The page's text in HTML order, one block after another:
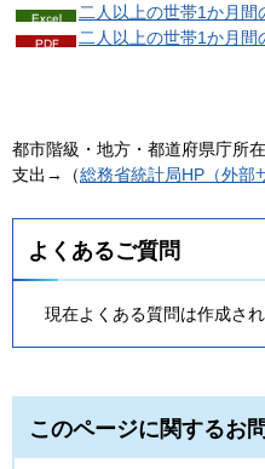
二人以上の世帯1か月間
二人以上の世帯1か月間
都市階級・地方・都道府県庁所
支出→（総務省統計局HP（外部
よくあるご質問
現在よくある質問は作成され
このページに関するお